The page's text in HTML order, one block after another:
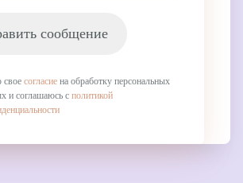
сообщение
согласие на обработку персональных
и соглашаюсь с политикой